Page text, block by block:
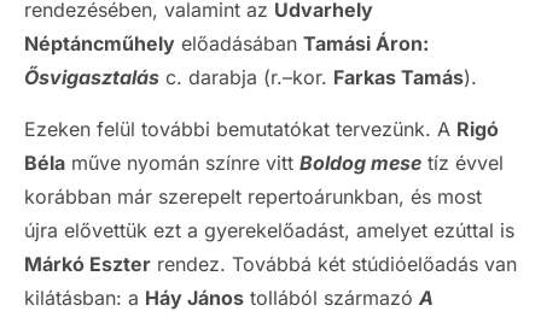
rendezésében, valamint az Udvarhely
Néptáncműhely előadásában Tamási Áron:
Ősvigasztalás c. darabja (r.–kor. Farkas Tamás).
Ezeken felül további bemutatókat tervezünk. A Rigó
Béla műve nyomán színre vitt Boldog mese tíz évvel
korábban már szerepelt repertoárunkban, és most
újra elővettük ezt a gyerekelőadást, amelyet ezúttal is
Márkó Eszter rendez. Továbbá két stúdióelőadás van
kilátásban: a Háy János tollából származó A